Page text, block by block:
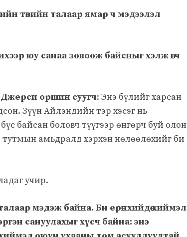
төвийн талаар ямар ч мэдээлэл
юу санаа зовоож байсныг хэлж өгч
оршин суугч: Энэ бүлийг харсан
Зүүн Айлэндийн тэр хэсэг нь
байсан боловч түүгээр өнгөрч буй олон
амьдралд хэрхэн нөлөөлөхийг би
учир.
мэдэж байна. Би ерөнхийдөө хиймэл
сануулахыг хүсч байна: энэ